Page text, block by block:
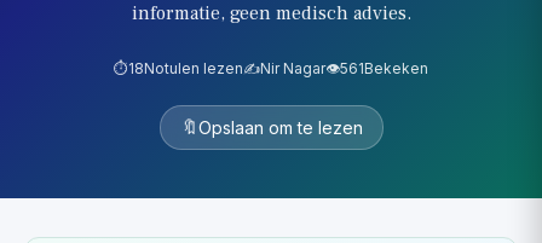
informatie, geen medisch advies.
⏱️18Notulen lezen✍️Nir Nagar👁️561Bekeken
🔖Opslaan om te lezen